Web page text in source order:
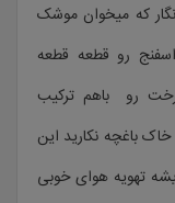
که میخوان موشک
رو قطعه قطعه
رو باهم ترکیب
باغچه نکارید این
تهویه هوای خوبی